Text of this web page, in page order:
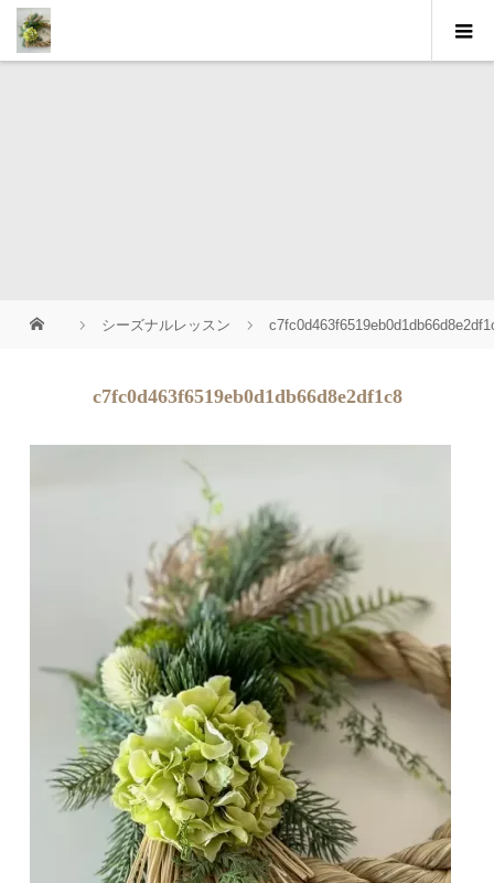
シーズナルレッスン
c7fc0d463f6519eb0d1db66d8e2df1c8